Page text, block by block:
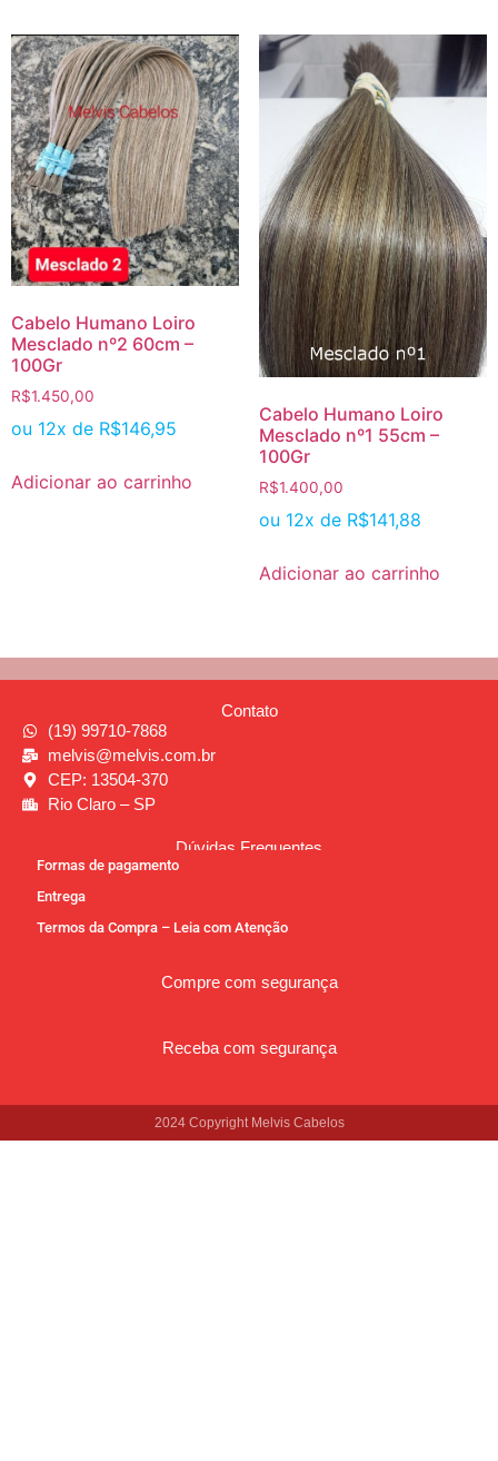
Cabelo Humano Loiro
Mesclado nº2 60cm –
100Gr
R$1.450,00
ou 12x de R$146,95
Adicionar ao carrinho
Cabelo Humano Loiro
Mesclado nº1 55cm –
100Gr
R$1.400,00
ou 12x de R$141,88
Adicionar ao carrinho
Contato
(19) 99710-7868
melvis@melvis.com.br
CEP: 13504-370
Rio Claro – SP
Dúvidas Frequentes
Formas de pagamento
Entrega
Termos da Compra – Leia com Atenção
Compre com segurança
Receba com segurança
2024 Copyright Melvis Cabelos